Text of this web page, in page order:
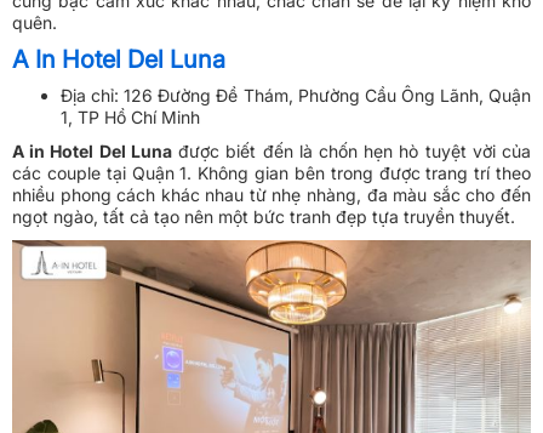
quên.
A In Hotel Del Luna
Địa chỉ: 126 Đường Đề Thám, Phường Cầu Ông Lãnh, Quận
1, TP Hồ Chí Minh
A in Hotel Del Lunađược biết đến là chốn hẹn hò tuyệt vời của
các couple tại Quận 1. Không gian bên trong được trang trí theo
nhiều phong cách khác nhau từ nhẹ nhàng, đa màu sắc cho đến
ngọt ngào, tất cả tạo nên một bức tranh đẹp tựa truyền thuyết.